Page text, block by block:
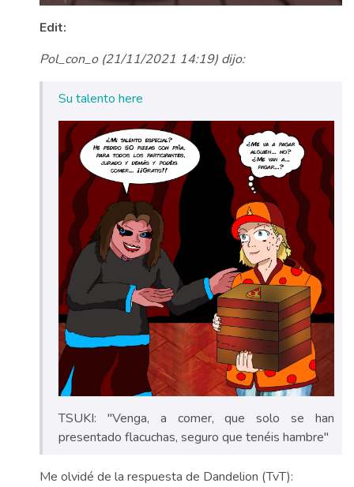
Edit:
Pol_con_o (21/11/2021 14:19) dijo:
Su talento here
TSUKI: "Venga, a comer, que solo se han
presentado flacuchas, seguro que tenéis hambre"
Me olvidé de la respuesta de Dandelion (TvT):